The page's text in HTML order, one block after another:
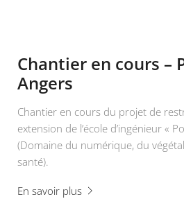
Chantier en cours –
Angers
Chantier en cours du projet de
extension de l’école d’ingénieur «
(Domaine du numérique, du
santé).
En savoir plus